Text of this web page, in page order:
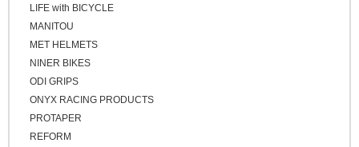
LIFE with BICYCLE
MANITOU
MET HELMETS
NINER BIKES
ODI GRIPS
ONYX RACING PRODUCTS
PROTAPER
REFORM